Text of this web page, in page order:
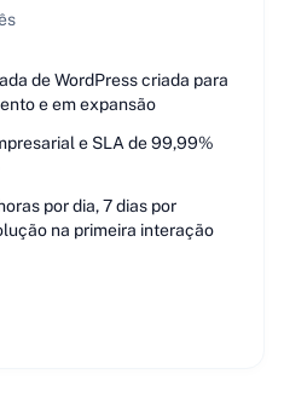
de WordPress criada para
e em expansão
e SLA de 99,99%
por dia, 7 dias por
na primeira interação